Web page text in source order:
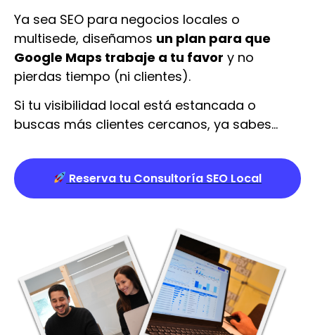
Ya sea SEO para negocios locales o
multisede, diseñamos un plan para que
Google Maps trabaje a tu favor y no
pierdas tiempo (ni clientes).
Si tu visibilidad local está estancada o
buscas más clientes cercanos, ya sabes…
Reserva tu Consultoría SEO Local